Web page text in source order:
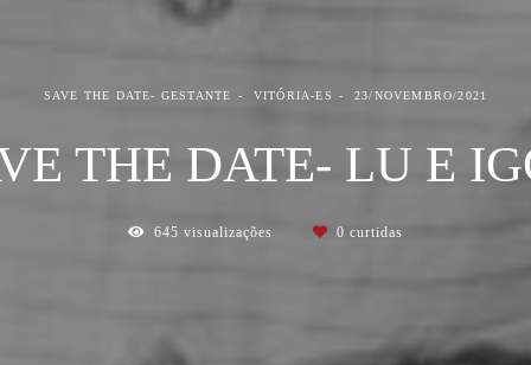
SAVE THE DATE- GESTANTE VITÓRIA-ES 23/NOVEMBRO/2021
THE DATE- LU E
645 visualizações 0 curtidas